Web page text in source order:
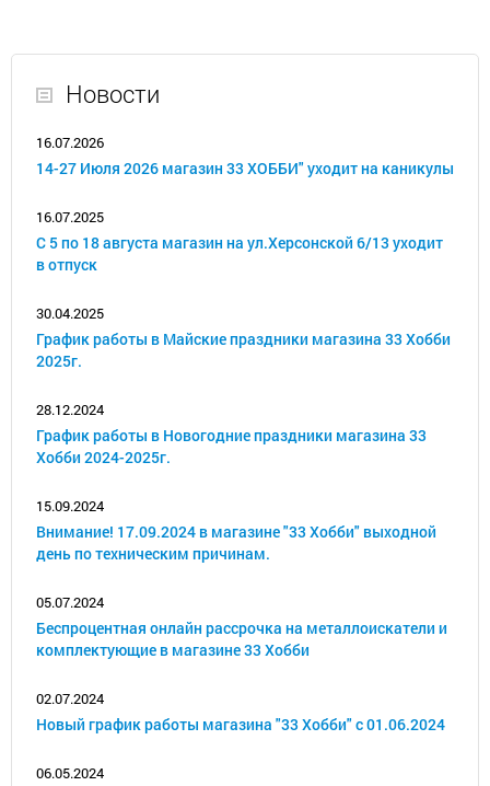
Новости
16.07.2026
14-27 Июля 2026 магазин 33 ХОББИ" уходит на каникулы
16.07.2025
С 5 по 18 августа магазин на ул.Херсонской 6/13 уходит
в отпуск
30.04.2025
График работы в Майские праздники магазина 33 Хобби
2025г.
28.12.2024
График работы в Новогодние праздники магазина 33
Хобби 2024-2025г.
15.09.2024
Внимание! 17.09.2024 в магазине "33 Хобби" выходной
день по техническим причинам.
05.07.2024
Беспроцентная онлайн рассрочка на металлоискатели и
комплектующие в магазине 33 Хобби
02.07.2024
Новый график работы магазина "33 Хобби" с 01.06.2024
06.05.2024